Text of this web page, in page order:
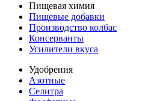
Пищевая химия
Пищевые добавки
Производство колбас
Консерванты
Усилители вкуса
Удобрения
Азотные
Селитра